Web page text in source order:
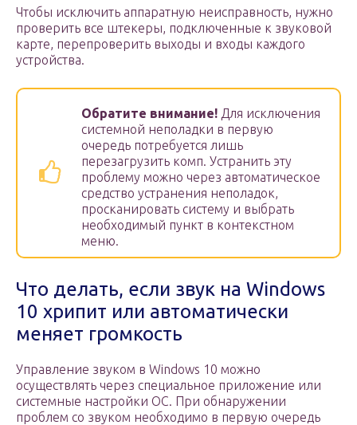
Чтобы исключить аппаратную неисправность, нужно
проверить все штекеры, подключенные к звуковой
карте, перепроверить выходы и входы каждого
устройства.
Обратите внимание! Для исключения
системной неполадки в первую
очередь потребуется лишь
перезагрузить комп. Устранить эту
проблему можно через автоматическое
средство устранения неполадок,
просканировать систему и выбрать
необходимый пункт в контекстном
меню.
Что делать, если звук на Windows
10 хрипит или автоматически
меняет громкость
Управление звуком в Windows 10 можно
осуществлять через специальное приложение или
системные настройки ОС. При обнаружении
проблем со звуком необходимо в первую очередь